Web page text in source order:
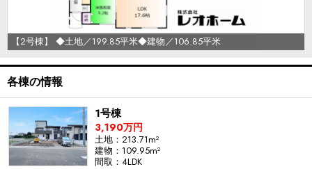
【2号棟】 ◆土地／199.85平米◆建物／106.85平米
各棟の情報
1号棟
3,190万円
土地：213.71m²
建物：109.95m²
間取：4LDK